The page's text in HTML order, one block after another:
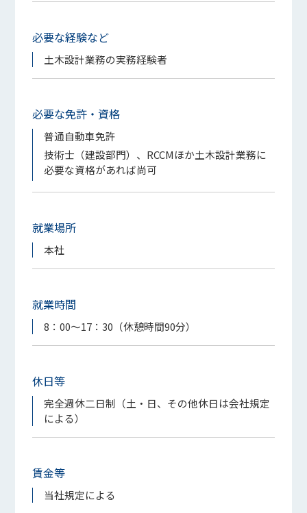
必要な経験など
土木設計業務の実務経験者
必要な免許・資格
普通自動車免許
技術士（建設部門）、RCCMほか土木設計業務に
必要な資格があれば尚可
就業場所
本社
就業時間
8：00～17：30（休憩時間90分）
休日等
完全週休二日制（土・日、その他休日は会社規定
による）
賃金等
当社規定による